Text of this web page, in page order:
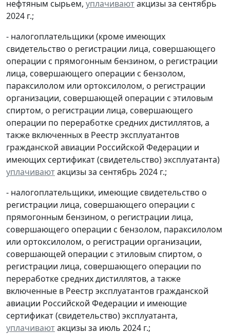
нефтяным сырьем, уплачиваютакцизы за сентябрь
2024 г.;
- налогоплательщики (кроме имеющих
свидетельство о регистрации лица, совершающего
операции с прямогонным бензином, о регистрации
лица, совершающего операции с бензолом,
параксилолом или ортоксилолом, о регистрации
организации, совершающей операции с этиловым
спиртом, о регистрации лица, совершающего
операции по переработке средних дистиллятов, а
также включенных в Реестр эксплуатантов
гражданской авиации Российской Федерации и
имеющих сертификат (свидетельство) эксплуатанта)
уплачиваютакцизы за сентябрь 2024 г.;
- налогоплательщики, имеющие свидетельство о
регистрации лица, совершающего операции с
прямогонным бензином, о регистрации лица,
совершающего операции с бензолом, параксилолом
или ортоксилолом, о регистрации организации,
совершающей операции с этиловым спиртом, о
регистрации лица, совершающего операции по
переработке средних дистиллятов, а также
включенные в Реестр эксплуатантов гражданской
авиации Российской Федерации и имеющие
сертификат (свидетельство) эксплуатанта,
уплачиваютакцизы за июль 2024 г.;